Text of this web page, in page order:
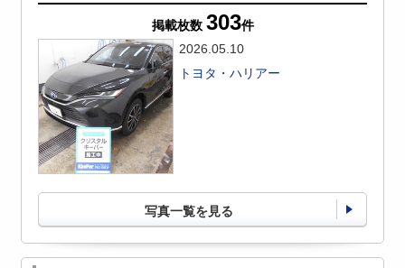
掲載枚数 303件
2026.05.10
トヨタ・ハリアー
写真一覧を見る